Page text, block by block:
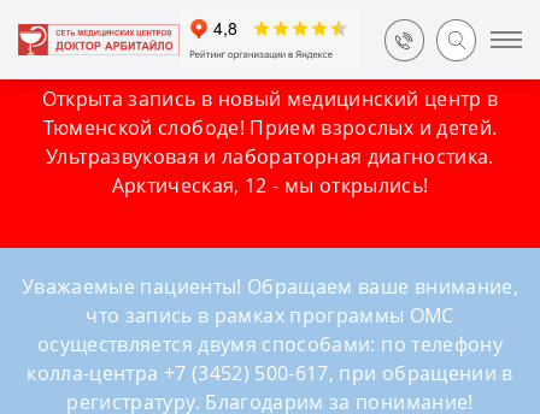
Открыта запись в новый медицинский центр в
Тюменской слободе! Прием взрослых и детей.
Ультразвуковая и лабораторная диагностика.
Арктическая, 12 - мы открылись!
Уважаемые пациенты! Обращаем ваше внимание,
что запись в рамках программы ОМС
осуществляется двумя способами: по телефону
колла-центра +7 (3452) 500-617, при обращении в
регистратуру. Благодарим за понимание!